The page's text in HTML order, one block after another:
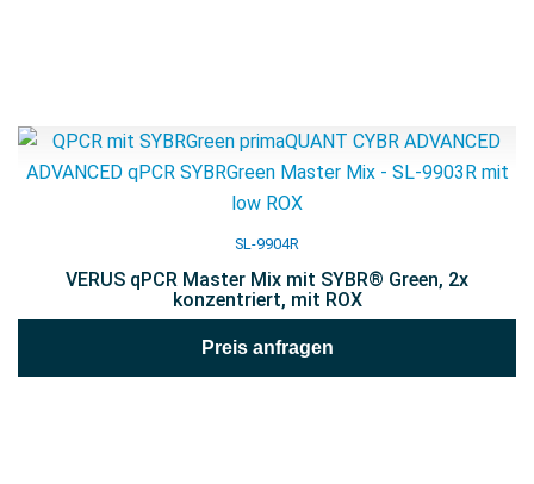
SL-9904R
VERUS qPCR Master Mix mit SYBR® Green, 2x
konzentriert, mit ROX
Preis anfragen